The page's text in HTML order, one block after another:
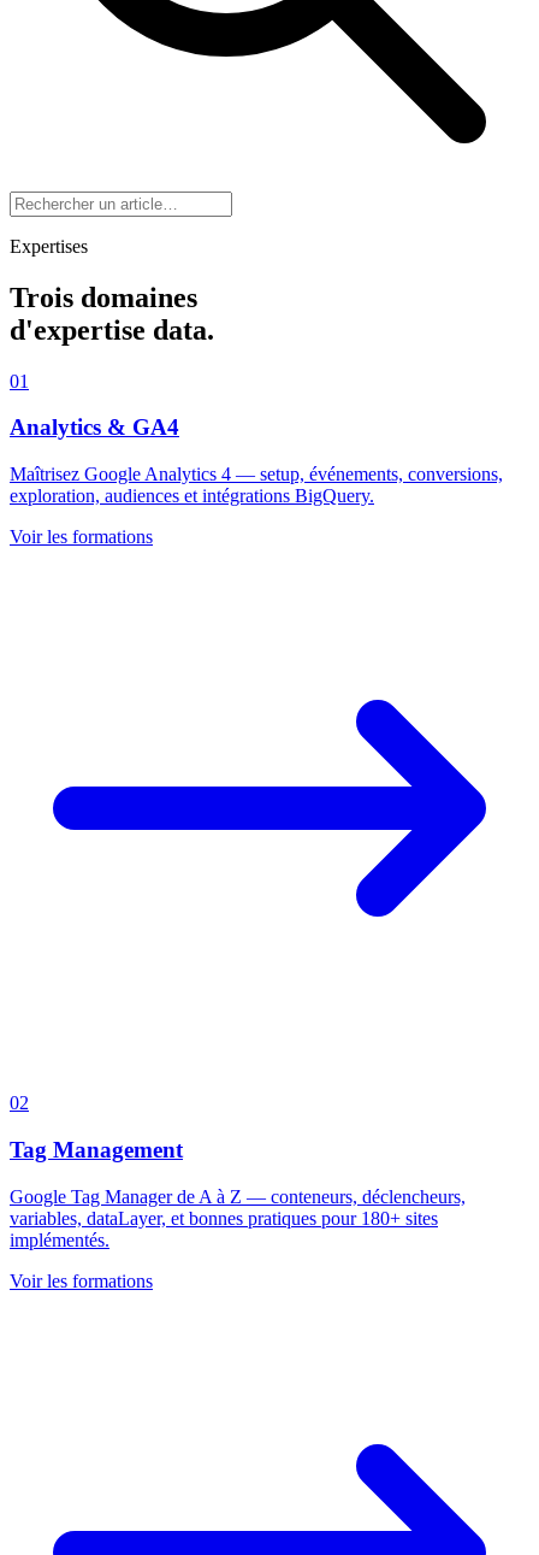
Expertises
Trois domaines
d'expertise data.
01
Analytics & GA4
Maîtrisez Google Analytics 4 — setup, événements, conversions,
exploration, audiences et intégrations BigQuery.
Voir les formations
02
Tag Management
Google Tag Manager de A à Z — conteneurs, déclencheurs,
variables, dataLayer, et bonnes pratiques pour 180+ sites
implémentés.
Voir les formations